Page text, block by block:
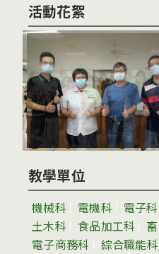
活動花絮
教學單位
機械科 電機科 電子科
土木科
食品加工科
電子商務科
綜合職能